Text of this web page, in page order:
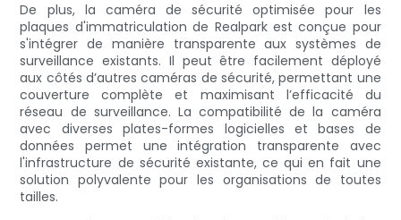
De plus, la caméra de sécurité optimisée pour les
plaques d'immatriculation de Realpark est conçue pour
s'intégrer de manière transparente aux systèmes de
surveillance existants. Il peut être facilement déployé
aux côtés d’autres caméras de sécurité, permettant une
couverture complète et maximisant l’efficacité du
réseau de surveillance. La compatibilité de la caméra
avec diverses plates-formes logicielles et bases de
données permet une intégration transparente avec
l'infrastructure de sécurité existante, ce qui en fait une
solution polyvalente pour les organisations de toutes
tailles.